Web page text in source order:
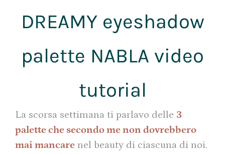
DREAMY eyeshadow
palette NABLA video
tutorial
La scorsa settimana ti parlavo delle 3
palette che secondo me non dovrebbero
mai mancare nel beauty di ciascuna di noi.